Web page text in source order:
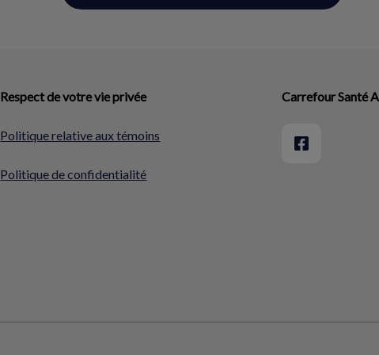
Respect de votre vie privée
Politique relative aux témoins
Politique de confidentialité
Carrefour Santé